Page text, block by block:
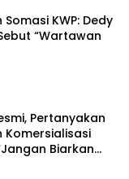
Somasi KWP: Dedy
“Wartawan
Pertanyakan
Komersialisasi
Biarkan